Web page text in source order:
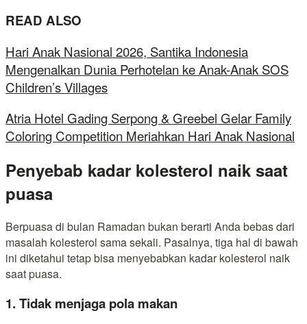
READ ALSO
Hari Anak Nasional 2026, Santika Indonesia
Mengenalkan Dunia Perhotelan ke Anak-Anak SOS
Children’s Villages
Atria Hotel Gading Serpong & Greebel Gelar Family
Coloring Competition Meriahkan Hari Anak Nasional
Penyebab kadar kolesterol naik saat
puasa
Berpuasa di bulan Ramadan bukan berarti Anda bebas dari
masalah kolesterol sama sekali. Pasalnya, tiga hal di bawah
ini diketahui tetap bisa menyebabkan kadar kolesterol naik
saat puasa.
1. Tidak menjaga pola makan